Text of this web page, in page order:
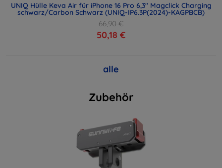
UNIQ Hülle Keva Air für iPhone 16 Pro 6,3" Magclick Charging
schwarz/Carbon Schwarz (UNIQ-IP6.3P(2024)-KAGPBCB)
66,90 €
50,18 €
alle
Zubehör